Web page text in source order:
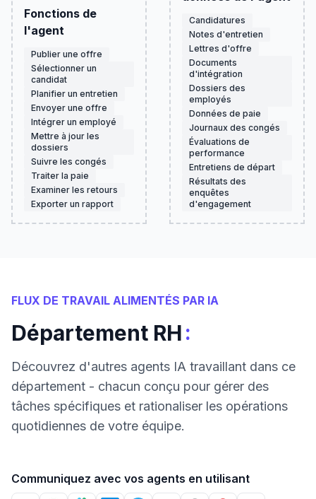
Fonctions de
l'agent
Publier une offre
Sélectionner un
candidat
Planifier un entretien
Envoyer une offre
Intégrer un employé
Mettre à jour les
dossiers
Suivre les congés
Traiter la paie
Examiner les retours
Exporter un rapport
Candidatures
Notes d'entretien
Lettres d'offre
Documents
d'intégration
Dossiers des
employés
Données de paie
Journaux des congés
Évaluations de
performance
Entretiens de départ
Résultats des
enquêtes
d'engagement
FLUX DE TRAVAIL ALIMENTÉS PAR IA
Département RH:
Découvrez d'autres agents IA travaillant dans ce
département - chacun conçu pour gérer des
tâches spécifiques et rationaliser les opérations
quotidiennes de votre équipe.
Communiquez avec vos agents en utilisant